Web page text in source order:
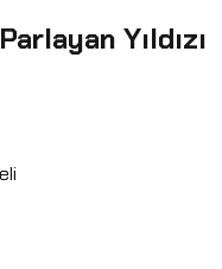
Yıldızı